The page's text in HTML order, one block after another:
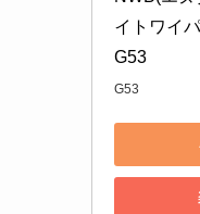
イトワイ
G53
G53